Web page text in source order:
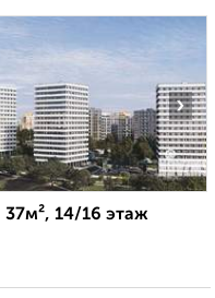
›
14/16 этаж